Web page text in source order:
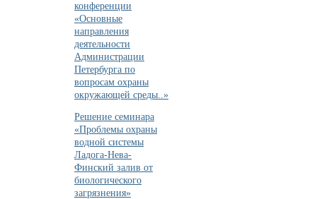
конференции
«Основные
направления
деятельности
Администрации
Петербурга по
вопросам охраны
окружающей среды..»
Решение семинара
«Проблемы охраны
водной системы
Ладога-Нева-
Финский залив от
биологического
загрязнения»